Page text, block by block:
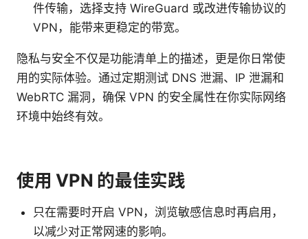
件传输，选择支持 WireGuard 或改进传输协议的
VPN，能带来更稳定的带宽。
隐私与安全不仅是功能清单上的描述，更是你日常使
用的实际体验。通过定期测试 DNS 泄漏、IP 泄漏和
WebRTC 漏洞，确保 VPN 的安全属性在你实际网络
环境中始终有效。
使用 VPN 的最佳实践
只在需要时开启 VPN，浏览敏感信息时再启用，
以减少对正常网速的影响。